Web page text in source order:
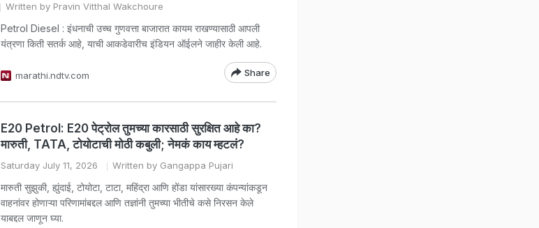
Written by Pravin Vitthal Wakchoure
Petrol Diesel : इंधनाची उच्च गुणवत्ता बाजारात कायम राखण्यासाठी आपली
यंत्रणा किती सतर्क आहे, याची आकडेवारीच इंडियन ऑईलने जाहीर केली आहे.
marathi.ndtv.com Share
E20 Petrol: E20 पेट्रोल तुमच्या कारसाठी सुरक्षित आहे का?
मारुती, TATA, टोयोटाची मोठी कबुली; नेमकं काय म्हटलं?
Saturday July 11, 2026 Written by Gangappa Pujari
मारुती सुझुकी, ह्युंदाई, टोयोटा, टाटा, महिंद्रा आणि होंडा यांसारख्या कंपन्यांकडून
वाहनांवर होणाऱ्या परिणामांबद्दल आणि तज्ञांनी तुमच्या भीतीचे कसे निरसन केले
याबद्दल जाणून घ्या.